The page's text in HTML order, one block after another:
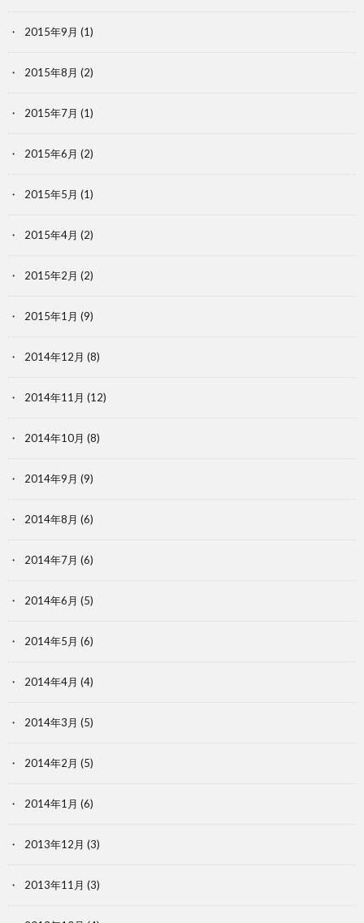
2015年9月 (1)
2015年8月 (2)
2015年7月 (1)
2015年6月 (2)
2015年5月 (1)
2015年4月 (2)
2015年2月 (2)
2015年1月 (9)
2014年12月 (8)
2014年11月 (12)
2014年10月 (8)
2014年9月 (9)
2014年8月 (6)
2014年7月 (6)
2014年6月 (5)
2014年5月 (6)
2014年4月 (4)
2014年3月 (5)
2014年2月 (5)
2014年1月 (6)
2013年12月 (3)
2013年11月 (3)